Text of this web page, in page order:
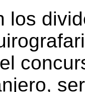
los